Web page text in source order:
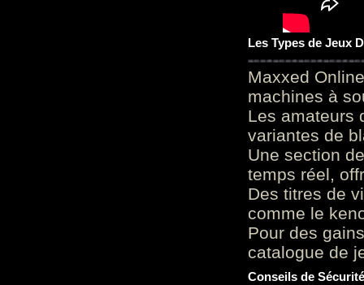
Les Types de Jeux
Maxxed
machines à
Les amateurs
variantes de
Une section
temps réel,
Des titres de
comme le
Pour des
catalogue de
Conseils de